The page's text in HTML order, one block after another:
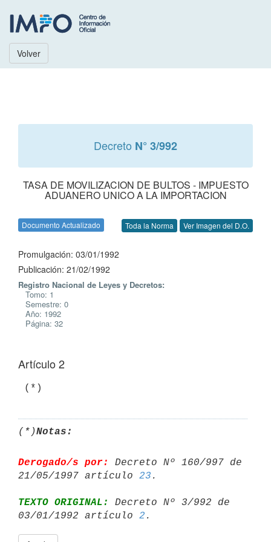
Volver
Decreto N° 3/992
TASA DE MOVILIZACION DE BULTOS - IMPUESTO
ADUANERO UNICO A LA IMPORTACION
Documento Actualizado Toda la Norma Ver Imagen del D.O.
Promulgación: 03/01/1992
Publicación: 21/02/1992
Registro Nacional de Leyes y Decretos:
Tomo: 1
Semestre: 0
Año: 1992
Página: 32
Artículo 2
(*)Notas:
Derogado/s por:
Decreto Nº 160/997 de
21/05/1997 artículo 23
TEXTO ORIGINAL:
Decreto Nº 3/992 de
03/01/1992 artículo 2